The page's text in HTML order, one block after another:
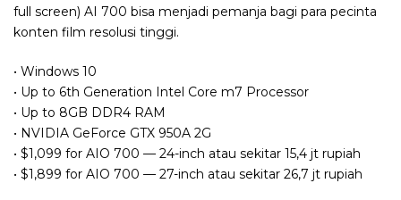
full screen) AI 700 bisa menjadi pemanja bagi para pecinta
konten film resolusi tinggi.
• Windows 10
• Up to 6th Generation Intel Core m7 Processor
• Up to 8GB DDR4 RAM
• NVIDIA GeForce GTX 950A 2G
• $1,099 for AIO 700 — 24-inch atau sekitar 15,4 jt rupiah
• $1,899 for AIO 700 — 27-inch atau sekitar 26,7 jt rupiah